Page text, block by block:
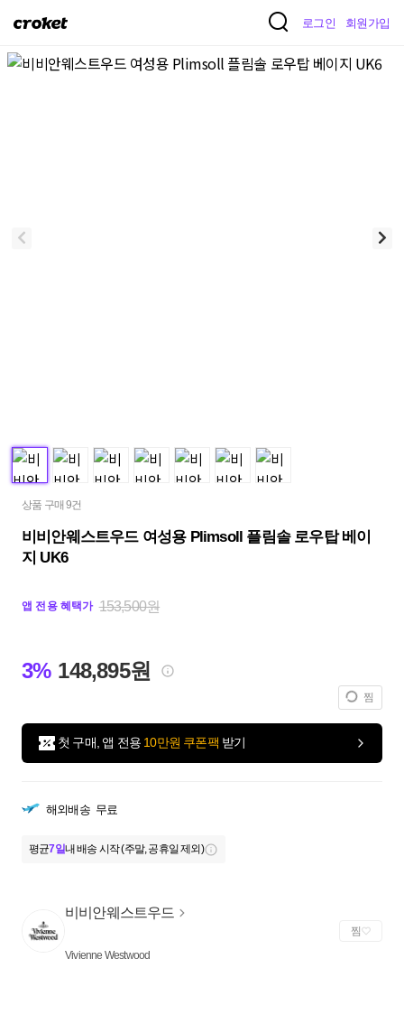
크
켓
로그인 회원가입
상품 구매 9건
비비안웨스트우드 여성용 Plimsoll 플림솔 로우탑 베이
지 UK6
앱 전용 혜택가 153,500원
3% 148,895원
찜
첫 구매, 앱 전용 10만원 쿠폰팩 받기
해외배송 무료
평균7일내 배송 시작 (주말, 공휴일 제외)
비비안웨스트우드
Vivienne Westwood
찜